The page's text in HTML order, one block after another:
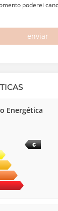
poderei
enviar
Energética